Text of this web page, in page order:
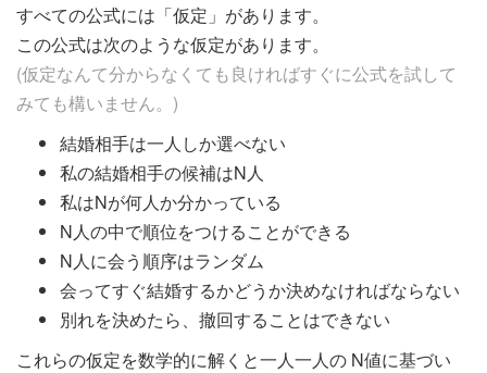
すべての公式には「仮定」があります。
この公式は次のような仮定があります。
(仮定なんて分からなくても良ければすぐに公式を試して
みても構いません。)
結婚相手は一人しか選べない
私の結婚相手の候補はN人
私はNが何人か分かっている
N人の中で順位をつけることができる
N人に会う順序はランダム
会ってすぐ結婚するかどうか決めなければならない
別れを決めたら、撤回することはできない
これらの仮定を数学的に解くと一人一人の N値に基づい